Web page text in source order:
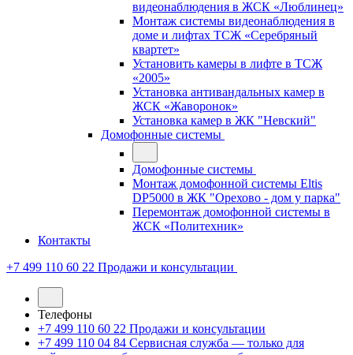
видеонаблюдения в ЖСК «Люблинец»
Монтаж системы видеонаблюдения в
доме и лифтах ТСЖ «Серебряный
квартет»
Установить камеры в лифте в ТСЖ
«2005»
Установка антивандальных камер в
ЖСК «Жаворонок»
Установка камер в ЖК "Невский"
Домофонные системы
Домофонные системы
Монтаж домофонной системы Eltis
DP5000 в ЖК "Орехово - дом у парка"
Перемонтаж домофонной системы в
ЖСК «Политехник»
Контакты
+7 499 110 60 22 Продажи и консультации
Телефоны
+7 499 110 60 22 Продажи и консультации
+7 499 110 04 84 Сервисная служба — только для